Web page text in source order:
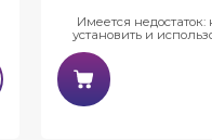
Имеется
установить и